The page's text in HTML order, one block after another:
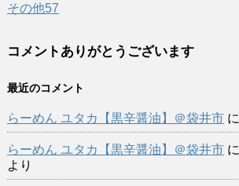
その他57
コメントありがとうございます
最近のコメント
らーめん ユタカ【黒辛醤油】＠袋井市に
らーめん ユタカ【黒辛醤油】＠袋井市に
より